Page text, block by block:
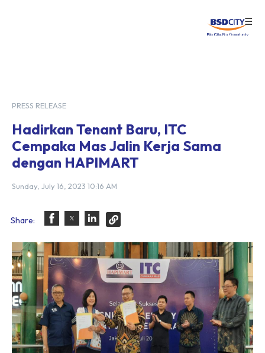
☰
PRESS RELEASE
Hadirkan Tenant Baru, ITC
Cempaka Mas Jalin Kerja Sama
dengan HAPIMART
Sunday, July 16, 2023 10:16 AM
Share: